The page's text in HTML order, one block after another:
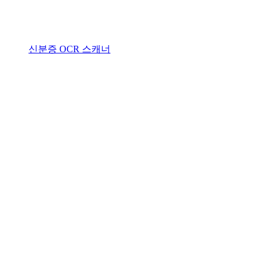
신분증 OCR 스캐너